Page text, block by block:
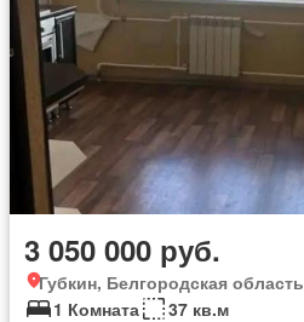
3 050 000 руб.
Губкин, Белгородская область
1 Комната
37 кв.м